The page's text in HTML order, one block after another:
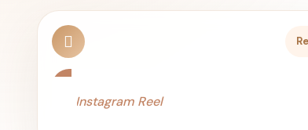
Instagram Reel